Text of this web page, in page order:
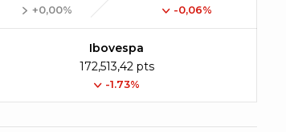
+0,00% -0,06%
Ibovespa
172,513,42 pts
-1.73%